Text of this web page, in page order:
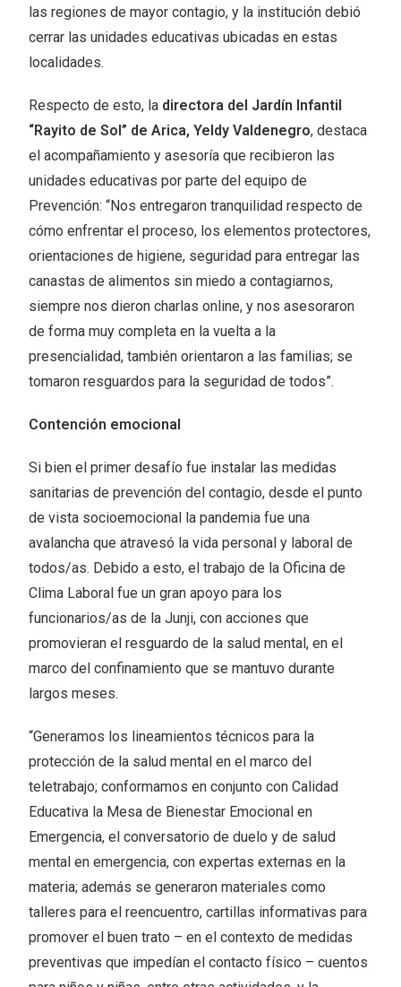
las regiones de mayor contagio, y la institución debió
cerrar las unidades educativas ubicadas en estas
localidades.
Respecto de esto, la directora del Jardín Infantil
“Rayito de Sol” de Arica, Yeldy Valdenegro, destaca
el acompañamiento y asesoría que recibieron las
unidades educativas por parte del equipo de
Prevención: “Nos entregaron tranquilidad respecto de
cómo enfrentar el proceso, los elementos protectores,
orientaciones de higiene, seguridad para entregar las
canastas de alimentos sin miedo a contagiarnos,
siempre nos dieron charlas online, y nos asesoraron
de forma muy completa en la vuelta a la
presencialidad, también orientaron a las familias; se
tomaron resguardos para la seguridad de todos”.
Contención emocional
Si bien el primer desafío fue instalar las medidas
sanitarias de prevención del contagio, desde el punto
de vista socioemocional la pandemia fue una
avalancha que atravesó la vida personal y laboral de
todos/as. Debido a esto, el trabajo de la Oficina de
Clima Laboral fue un gran apoyo para los
funcionarios/as de la Junji, con acciones que
promovieran el resguardo de la salud mental, en el
marco del confinamiento que se mantuvo durante
largos meses.
“Generamos los lineamientos técnicos para la
protección de la salud mental en el marco del
teletrabajo; conformamos en conjunto con Calidad
Educativa la Mesa de Bienestar Emocional en
Emergencia, el conversatorio de duelo y de salud
mental en emergencia, con expertas externas en la
materia; además se generaron materiales como
talleres para el reencuentro, cartillas informativas para
promover el buen trato – en el contexto de medidas
preventivas que impedían el contacto físico – cuentos